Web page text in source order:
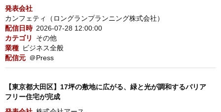
発表会社
カンフェティ（ロングランプランニング株式会社）
配信日時 2026-07-28 12:00:00
カテゴリ
その他
業種 ビジネス全般
配信元 ＠Press
【東京都大田区】17坪の敷地に広がる、緑と光が調和するバリア
フリー住宅が完成